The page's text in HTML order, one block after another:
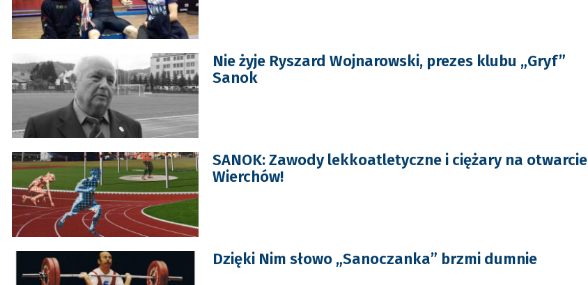
Nie żyje Ryszard Wojnarowski, prezes klubu „Gryf”
Sanok
SANOK: Zawody lekkoatletyczne i ciężary na otwarcie
Wierchów!
Dzięki Nim słowo „Sanoczanka” brzmi dumnie